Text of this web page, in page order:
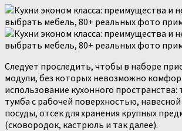
Следует проследить, чтобы в наборе
модули, без которых невозможно
использование кухонного пространства:
тумба с рабочей поверхностью,
посуды, отсек для хранения крупных
(сковородок, кастрюль и так далее).